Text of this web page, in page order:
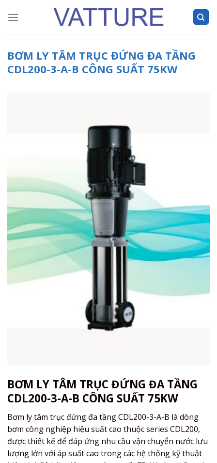
BƠM LY TÂM TRỤC ĐỨNG ĐA TẦNG
CDL200-3-A-B CÔNG SUẤT 75KW
BƠM LY TÂM TRỤC ĐỨNG ĐA TẦNG
CDL200-3-A-B CÔNG SUẤT 75KW
Bơm ly tâm trục đứng đa tầng CDL200-3-A-B là dòng
bơm công nghiệp hiệu suất cao thuộc series CDL200,
được thiết kế để đáp ứng nhu cầu vận chuyển nước lưu
lượng lớn với áp suất cao trong các hệ thống kỹ thuật